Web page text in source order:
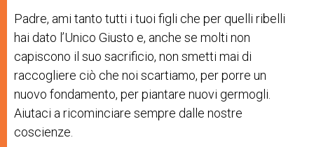
Padre, ami tanto tutti i tuoi figli che per quelli ribelli
hai dato l’Unico Giusto e, anche se molti non
capiscono il suo sacrificio, non smetti mai di
raccogliere ciò che noi scartiamo, per porre un
nuovo fondamento, per piantare nuovi germogli.
Aiutaci a ricominciare sempre dalle nostre
coscienze.